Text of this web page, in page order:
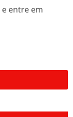
e entre em